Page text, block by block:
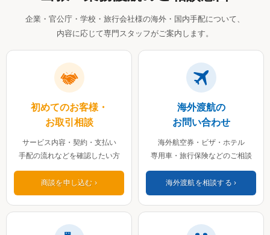
企業・官公庁・学校・旅行会社様の海外・国内手配について、
内容に応じて専門スタッフがご案内します。
初めてのお客様・
お取引相談
サービス内容・契約・支払い
手配の流れなどを確認したい方
商談を申し込む
海外渡航の
お問い合わせ
海外航空券・ビザ・ホテル
専用車・旅行保険などのご相談
海外渡航を相談する